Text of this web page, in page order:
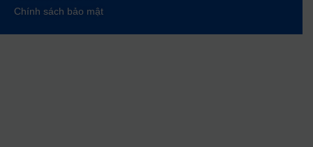
Chính sách bảo mật